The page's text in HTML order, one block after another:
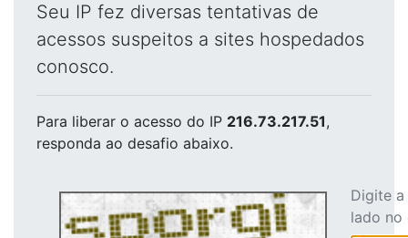
Seu IP fez diversas tentativas de
acessos suspeitos a sites hospedados
conosco.
Para liberar o acesso do IP 216.73.217.51,
responda ao desafio abaixo.
Digite
lado no